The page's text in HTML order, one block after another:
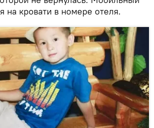
на кровати в номере отеля.